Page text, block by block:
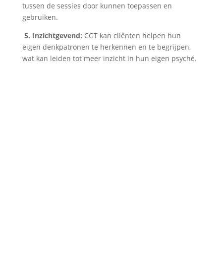
tussen de sessies door kunnen toepassen en
gebruiken.
5. Inzichtgevend: CGT kan cliënten helpen hun
eigen denkpatronen te herkennen en te begrijpen,
wat kan leiden tot meer inzicht in hun eigen psyché.